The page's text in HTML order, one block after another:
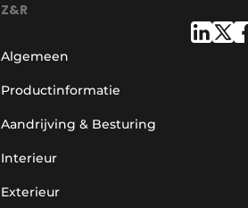
Z&R
Algemeen
Productinformatie
Aandrijving & Besturing
Interieur
Exterieur